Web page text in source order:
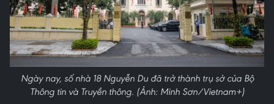
Ngày nay, số nhà 18 Nguyễn Du đã trở thành trụ sở của Bộ
Thông tin và Truyền thông. (Ảnh: Minh Sơn/Vietnam+)